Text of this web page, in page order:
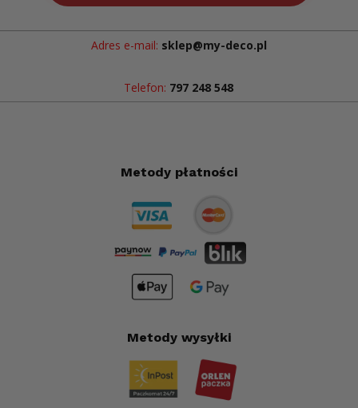
Adres e-mail: sklep@my-deco.pl
Telefon: 797 248 548
Metody płatności
Metody wysyłki